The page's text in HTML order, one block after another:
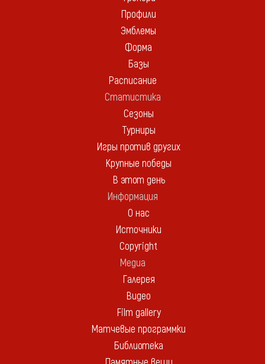
Профили
Эмблемы
Форма
Базы
Расписание
Статистика
Сезоны
Турниры
Игры против других
Крупные победы
В этот день
Информация
О нас
Источники
Copyright
Медиа
Галерея
Видео
Film gallery
Матчевые программки
Библиотека